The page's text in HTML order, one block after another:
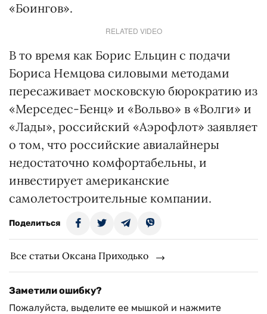
«Боингов».
RELATED VIDEO
В то время как Борис Ельцин с подачи
Бориса Немцова силовыми методами
пересаживает московскую бюрократию из
«Мерседес-Бенц» и «Вольво» в «Волги» и
«Лады», российский «Аэрофлот» заявляет
о том, что российские авиалайнеры
недостаточно комфортабельны, и
инвестирует американские
самолетостроительные компании.
Поделиться
Все статьи Оксана Приходько
Заметили ошибку?
Пожалуйста, выделите ее мышкой и нажмите